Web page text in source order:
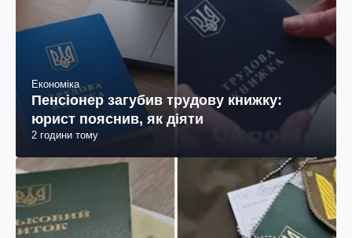
Економіка
Пенсіонер загубив трудову книжку:
юрист пояснив, як діяти
2 години тому